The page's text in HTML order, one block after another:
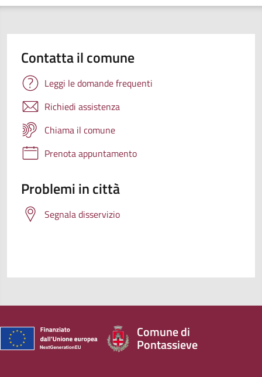
Contatta il comune
Leggi le domande frequenti
Richiedi assistenza
Chiama il comune
Prenota appuntamento
Problemi in città
Segnala disservizio
Comune di
Pontassieve